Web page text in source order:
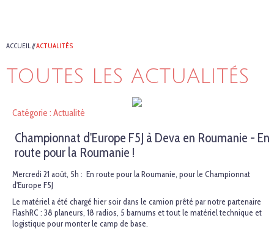
ACCUEIL//ACTUALITÉS
TOUTES LES ACTUALITÉS
Catégorie : Actualité
Championnat d'Europe F5J à Deva en Roumanie - En
route pour la Roumanie !
Mercredi 21 août, 5h : En route pour la Roumanie, pour le Championnat
d'Europe F5J
Le matériel a été chargé hier soir dans le camion prêté par notre partenaire
FlashRC : 38 planeurs, 18 radios, 5 barnums et tout le matériel technique et
logistique pour monter le camp de base.